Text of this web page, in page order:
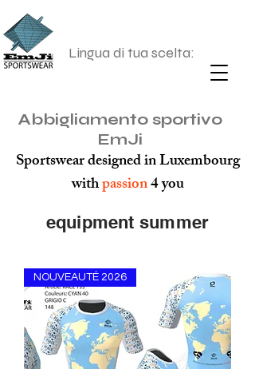
Lingua di tua scelta:
Abbigliamento sportivo
EmJi
Sportswear designed in Luxembourg
withpassion4 you
equipment summer
NOUVEAUTÉ 2026